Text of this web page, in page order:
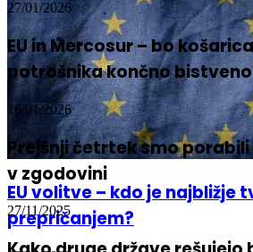
27/01/2026
EU in Mercosur – bo košarica
potrošnika končno
16/01/2026
Prejšnji četrtek smo porabili
v zgodovini
27/11/2025
EU volitve – kdo je najbližje
prepričanjem?